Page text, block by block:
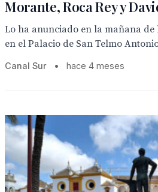
Morante, Roca Rey y
Lo ha anunciado en la mañana de
en el Palacio de San Telmo
Canal Sur • hace 4 meses